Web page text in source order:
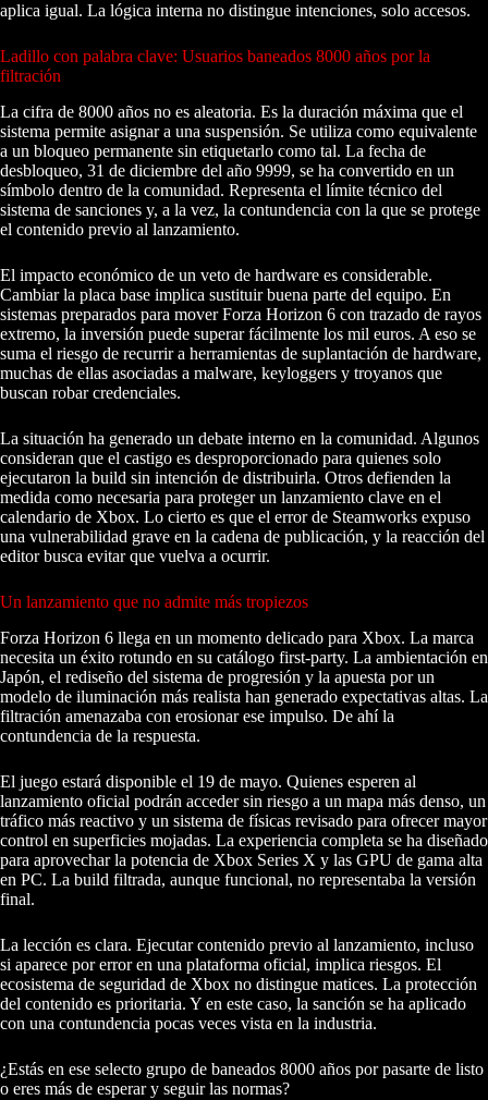
aplica igual. La lógica interna no distingue intenciones, solo accesos.
Ladillo con palabra clave: Usuarios baneados 8000 años por la
filtración
La cifra de 8000 años no es aleatoria. Es la duración máxima que el
sistema permite asignar a una suspensión. Se utiliza como equivalente
a un bloqueo permanente sin etiquetarlo como tal. La fecha de
desbloqueo, 31 de diciembre del año 9999, se ha convertido en un
símbolo dentro de la comunidad. Representa el límite técnico del
sistema de sanciones y, a la vez, la contundencia con la que se protege
el contenido previo al lanzamiento.
El impacto económico de un veto de hardware es considerable.
Cambiar la placa base implica sustituir buena parte del equipo. En
sistemas preparados para mover Forza Horizon 6 con trazado de rayos
extremo, la inversión puede superar fácilmente los mil euros. A eso se
suma el riesgo de recurrir a herramientas de suplantación de hardware,
muchas de ellas asociadas a malware, keyloggers y troyanos que
buscan robar credenciales.
La situación ha generado un debate interno en la comunidad. Algunos
consideran que el castigo es desproporcionado para quienes solo
ejecutaron la build sin intención de distribuirla. Otros defienden la
medida como necesaria para proteger un lanzamiento clave en el
calendario de Xbox. Lo cierto es que el error de Steamworks expuso
una vulnerabilidad grave en la cadena de publicación, y la reacción del
editor busca evitar que vuelva a ocurrir.
Un lanzamiento que no admite más tropiezos
Forza Horizon 6 llega en un momento delicado para Xbox. La marca
necesita un éxito rotundo en su catálogo first‑party. La ambientación en
Japón, el rediseño del sistema de progresión y la apuesta por un
modelo de iluminación más realista han generado expectativas altas. La
filtración amenazaba con erosionar ese impulso. De ahí la
contundencia de la respuesta.
El juego estará disponible el 19 de mayo. Quienes esperen al
lanzamiento oficial podrán acceder sin riesgo a un mapa más denso, un
tráfico más reactivo y un sistema de físicas revisado para ofrecer mayor
control en superficies mojadas. La experiencia completa se ha diseñado
para aprovechar la potencia de Xbox Series X y las GPU de gama alta
en PC. La build filtrada, aunque funcional, no representaba la versión
final.
La lección es clara. Ejecutar contenido previo al lanzamiento, incluso
si aparece por error en una plataforma oficial, implica riesgos. El
ecosistema de seguridad de Xbox no distingue matices. La protección
del contenido es prioritaria. Y en este caso, la sanción se ha aplicado
con una contundencia pocas veces vista en la industria.
¿Estás en ese selecto grupo de baneados 8000 años por pasarte de listo
o eres más de esperar y seguir las normas?